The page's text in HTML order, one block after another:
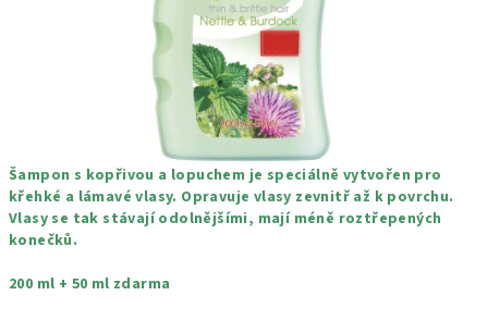
Šampon s kopřivou a lopuchem je speciálně vytvořen pro
křehké a lámavé vlasy. Opravuje vlasy zevnitř až k povrchu.
Vlasy se tak stávají odolnějšími, mají méně roztřepených
konečků.
200 ml + 50 ml zdarma